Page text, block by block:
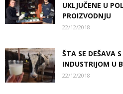
UKLJUČENE U
PROIZVODNJU
22/12/2018
ŠTA SE DEŠAVA
INDUSTRIJOM U
22/12/2018